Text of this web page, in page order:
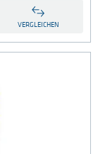
VERGLEICHEN